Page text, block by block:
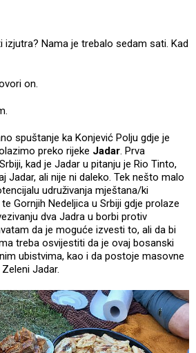
izjutra? Nama je trebalo sedam sati. Kad
on.
spuštanje ka Konjević Polju gdje je
preko rijeke Jadar. Prva
kad je Jadar u pitanju je Rio Tinto,
Jadar, ali nije ni daleko. Tek nešto malo
udruživanja mještana/ki
Gornjih Nedeljica u Srbiji gdje prolaze
dva Jadra u borbi protiv
da je moguće izvesti to, ali da bi
treba osvijestiti da je ovaj bosanski
ubistvima, kao i da postoje masovne
Jadar.